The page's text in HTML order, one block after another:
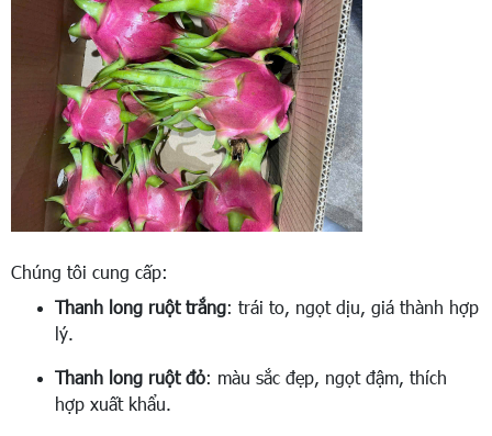
Chúng tôi cung cấp:
Thanh long ruột trắng: trái to, ngọt dịu, giá thành hợp
lý.
Thanh long ruột đỏ: màu sắc đẹp, ngọt đậm, thích
hợp xuất khẩu.